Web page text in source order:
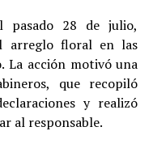
pasado 28 de julio,
arreglo floral en las
La acción motivó una
que recopiló
y realizó
al responsable.